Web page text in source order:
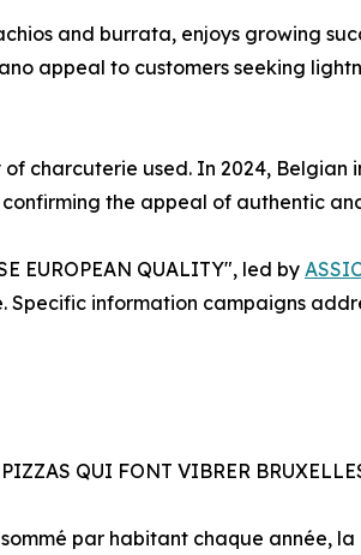
and burrata, enjoys growing
appeal to customers seeking
charcuterie used. In 2024,
confirming the appeal of authentic
EUROPEAN QUALITY", led by
information campaigns
QUI FONT VIBRER
par habitant chaque année,